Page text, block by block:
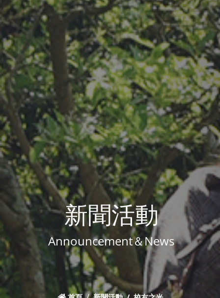
新聞活動
Announcement＆News